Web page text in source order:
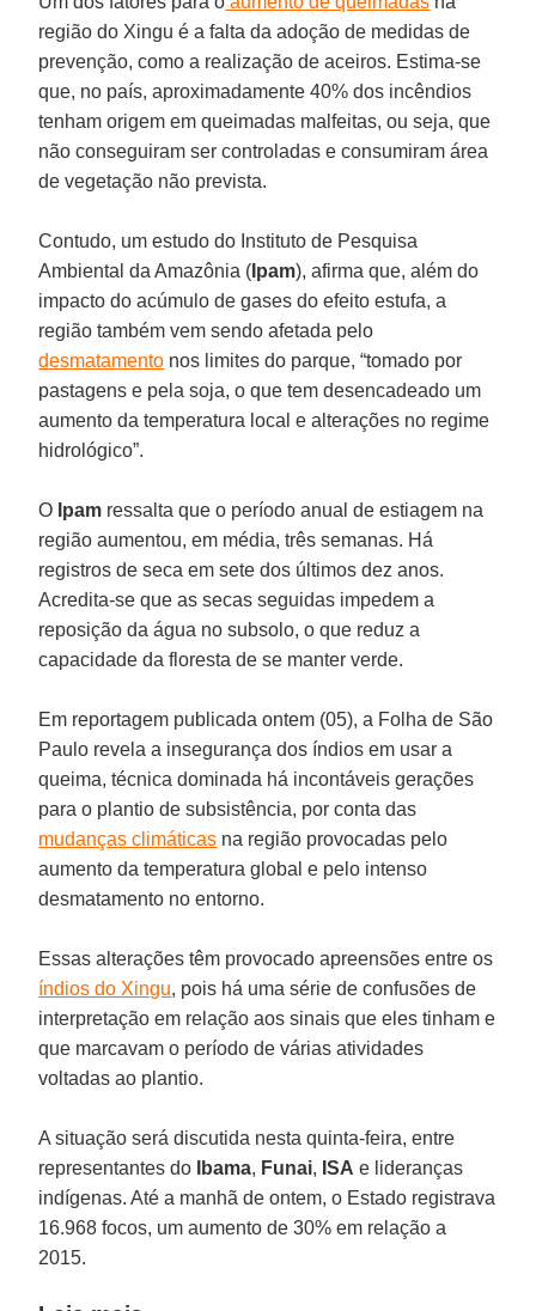
região do Xingu é a falta da adoção de medidas de
prevenção, como a realização de aceiros. Estima-se
que, no país, aproximadamente 40% dos incêndios
tenham origem em queimadas malfeitas, ou seja, que
não conseguiram ser controladas e consumiram área
de vegetação não prevista.
Contudo, um estudo do Instituto de Pesquisa
Ambiental da Amazônia ( Ipam), afirma que, além do
impacto do acúmulo de gases do efeito estufa, a
região também vem sendo afetada pelo
desmatamento nos limites do parque, “tomado por
pastagens e pela soja, o que tem desencadeado um
aumento da temperatura local e alterações no regime
hidrológico”.
O Ipam ressalta que o período anual de estiagem na
região aumentou, em média, três semanas. Há
registros de seca em sete dos últimos dez anos.
Acredita-se que as secas seguidas impedem a
reposição da água no subsolo, o que reduz a
capacidade da floresta de se manter verde.
Em reportagem publicada ontem (05), a Folha de São
Paulo revela a insegurança dos índios em usar a
queima, técnica dominada há incontáveis gerações
para o plantio de subsistência, por conta das
mudanças climáticas na região provocadas pelo
aumento da temperatura global e pelo intenso
desmatamento no entorno.
Essas alterações têm provocado apreensões entre os
índios do Xingu, pois há uma série de confusões de
interpretação em relação aos sinais que eles tinham e
que marcavam o período de várias atividades
voltadas ao plantio.
A situação será discutida nesta quinta-feira, entre
representantes do
Ibama, Funai, ISA e lideranças
indígenas. Até a manhã de ontem, o Estado registrava
16.968 focos, um aumento de 30% em relação a
2015.